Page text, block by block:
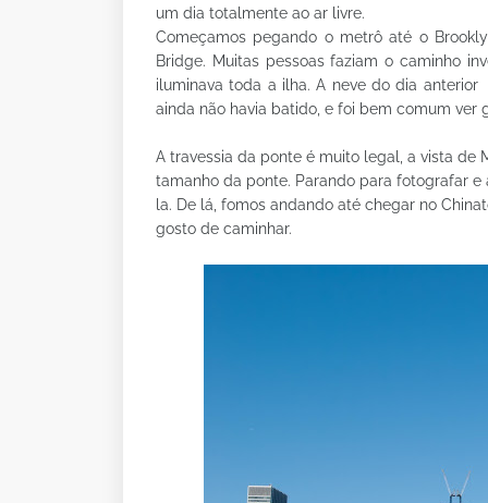
um dia totalmente ao ar livre.
Começamos pegando o metrô até o
Bridge. Muitas pessoas faziam o caminho
iluminava toda a ilha. A neve do dia
ainda não havia batido, e foi bem comum ver
A travessia da ponte é muito legal, a vista de
tamanho da ponte. Parando para fotografar
la. De lá, fomos andando até chegar no
gosto de caminhar.